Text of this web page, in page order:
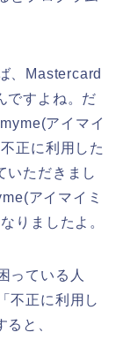
、Mastercard
ですよね。だ
アイマイ
正に利用した
いただきまし
アイマイミ
りましたよ。
っている人
不正に利用し
と、